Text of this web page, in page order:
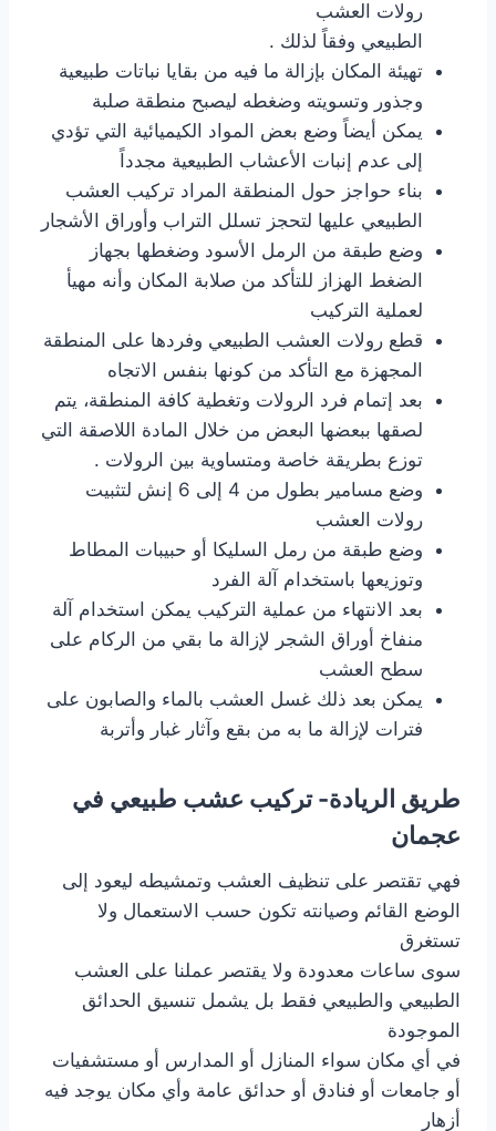
رولات العشب
الطبيعي وفقاً لذلك .
تهيئة المكان بإزالة ما فيه من بقايا نباتات طبيعية
وجذور وتسويته وضغطه ليصبح منطقة صلبة
يمكن أيضاً وضع بعض المواد الكيميائية التي تؤدي
إلى عدم إنبات الأعشاب الطبيعية مجدداً
بناء حواجز حول المنطقة المراد تركيب العشب
الطبيعي عليها لتحجز تسلل التراب وأوراق الأشجار
وضع طبقة من الرمل الأسود وضغطها بجهاز
الضغط الهزاز للتأكد من صلابة المكان وأنه مهيأ
لعملية التركيب
قطع رولات العشب الطبيعي وفردها على المنطقة
المجهزة مع التأكد من كونها بنفس الاتجاه
بعد إتمام فرد الرولات وتغطية كافة المنطقة، يتم
لصقها ببعضها البعض من خلال المادة اللاصقة التي
توزع بطريقة خاصة ومتساوية بين الرولات .
وضع مسامير بطول من 4 إلى 6 إنش لتثبيت
رولات العشب
وضع طبقة من رمل السليكا أو حبيبات المطاط
وتوزيعها باستخدام آلة الفرد
بعد الانتهاء من عملية التركيب يمكن استخدام آلة
منفاخ أوراق الشجر لإزالة ما بقي من الركام على
سطح العشب
يمكن بعد ذلك غسل العشب بالماء والصابون على
فترات لإزالة ما به من بقع وآثار غبار وأتربة
طريق الريادة- تركيب عشب طبيعي في
عجمان
فهي تقتصر على تنظيف العشب وتمشيطه ليعود إلى
الوضع القائم وصيانته تكون حسب الاستعمال ولا
تستغرق
سوى ساعات معدودة ولا يقتصر عملنا على العشب
الطبيعي والطبيعي فقط بل يشمل تنسيق الحدائق
الموجودة
في أي مكان سواء المنازل أو المدارس أو مستشفيات
أو جامعات أو فنادق أو حدائق عامة وأي مكان يوجد فيه
أزهار